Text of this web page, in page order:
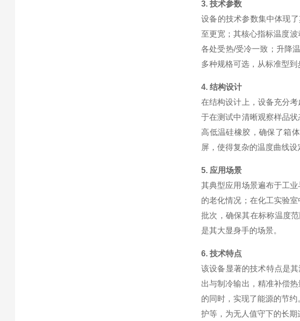
3. 技术参数
设备的技术参数集中体现
至更宽；其核心指标温度
各处受热/受冷一致；升降
多种规格可选，从标准型到
4. 结构设计
在结构设计上，设备充分
于在测试中清晰观察样品
高低温硅橡胶，确保了箱
屏，使得复杂的温度曲线设
5. 应用场景
其典型应用场景遍布于工
的老化情况；在化工实验
批次，确保其在标称温度
是其大显身手的场景。
6. 技术特点
该设备显著的技术特点是
出与制冷输出，精准补偿
的同时，实现了能源的节
护等，为无人值守下的长期